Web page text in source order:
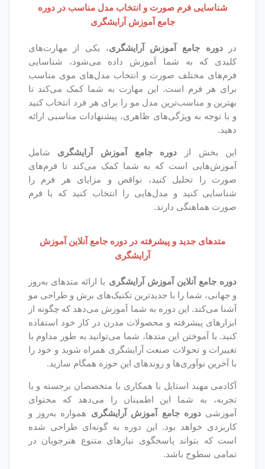
صورت و انتخاب مدل مناسب در دوره
آموزش آرایشگری، یکی از مهارت‌های
آموزش داده می‌شود، شناسایی
صورت و انتخاب مدل‌های موی مناسب
این مهارت به شما کمک می‌کند تا
مدل مو را برای هر فرد انتخاب کنید
ظاهری، پیشنهادات مناسبی ارائه
دوره جامع آموزش آرایشگریشامل
که به شما کمک می‌کند تا فرم‌های
کنید، نواقص و مزایای هر فرم را
مدل‌هایی را انتخاب کنید که با فرم
پیشرفته در دوره جامع آنلاین آموزش
آموزش آرایشگری با ارائه متدهای به‌روز
با جدیدترین تکنیک‌های برش و طراحی مو
دوره به شما آموزش می‌دهد که چگونه از
و محصولات مدرن در کار خود استفاده
متدها، شما می‌توانید به طور مداوم با
صنعت آرایشگری همراه شوید و خود را
و روندهای این حوزه همگام سازید.
با همکاری با متخصصان برجسته و با
این اطمینان را می‌دهد که محتوای
آموزش آرایشگریهمواره به‌روز و
بود. این دوره به گونه‌ای طراحی شده
نیازهای متنوع هنرجویان در